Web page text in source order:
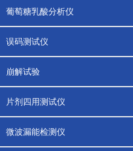
葡萄糖乳酸分析仪
误码测试仪
崩解试验
片剂四用测试仪
微波漏能检测仪